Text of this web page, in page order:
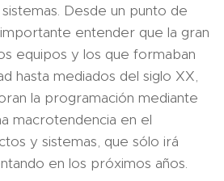
Desde un punto de
entender que la gran
equipos y los que formaban
hasta mediados del siglo XX,
la programación mediante
macrotendencia en el
y sistemas, que sólo irá
en los próximos años.